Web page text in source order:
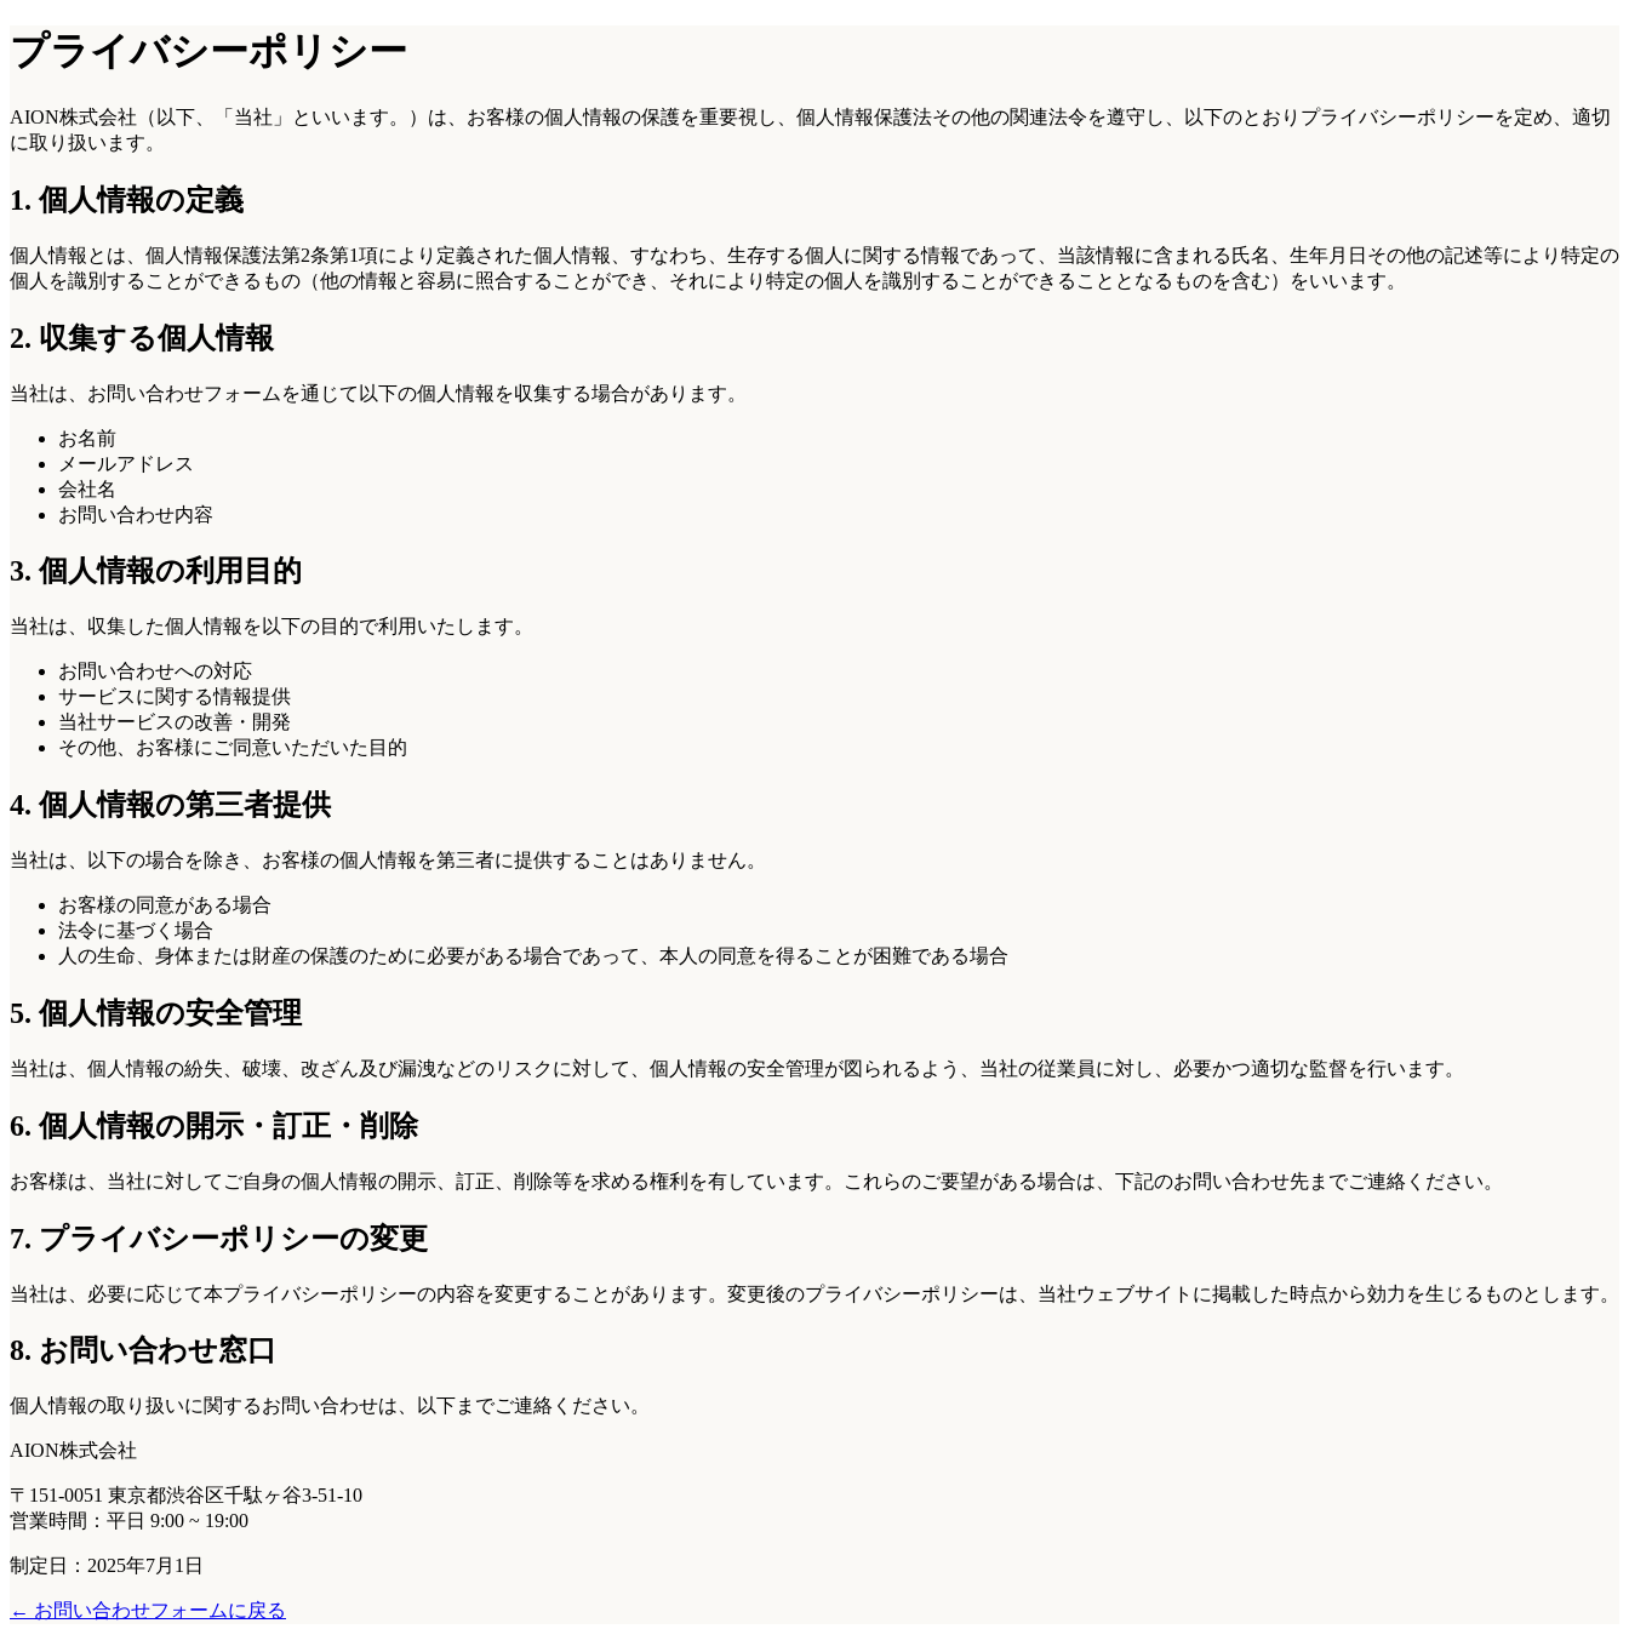
プライバシーポリシー
AION株式会社（以下、「当社」といいます。）は、お客様の個人情報の保護を重要視し、個人情報保護法その他の関連法令を遵守し、以下のとおりプライバシーポリシーを定め、適切
に取り扱います。
1. 個人情報の定義
個人情報とは、個人情報保護法第2条第1項により定義された個人情報、すなわち、生存する個人に関する情報であって、当該情報に含まれる氏名、生年月日その他の記述等により特定の
個人を識別することができるもの（他の情報と容易に照合することができ、それにより特定の個人を識別することができることとなるものを含む）をいいます。
2. 収集する個人情報
当社は、お問い合わせフォームを通じて以下の個人情報を収集する場合があります。
お名前
メールアドレス
会社名
お問い合わせ内容
3. 個人情報の利用目的
当社は、収集した個人情報を以下の目的で利用いたします。
お問い合わせへの対応
サービスに関する情報提供
当社サービスの改善・開発
その他、お客様にご同意いただいた目的
4. 個人情報の第三者提供
当社は、以下の場合を除き、お客様の個人情報を第三者に提供することはありません。
お客様の同意がある場合
法令に基づく場合
人の生命、身体または財産の保護のために必要がある場合であって、本人の同意を得ることが困難である場合
5. 個人情報の安全管理
当社は、個人情報の紛失、破壊、改ざん及び漏洩などのリスクに対して、個人情報の安全管理が図られるよう、当社の従業員に対し、必要かつ適切な監督を行います。
6. 個人情報の開示・訂正・削除
お客様は、当社に対してご自身の個人情報の開示、訂正、削除等を求める権利を有しています。これらのご要望がある場合は、下記のお問い合わせ先までご連絡ください。
7. プライバシーポリシーの変更
当社は、必要に応じて本プライバシーポリシーの内容を変更することがあります。変更後のプライバシーポリシーは、当社ウェブサイトに掲載した時点から効力を生じるものとします。
8. お問い合わせ窓口
個人情報の取り扱いに関するお問い合わせは、以下までご連絡ください。
AION株式会社
〒151-0051 東京都渋谷区千駄ヶ谷3-51-10
営業時間：平日 9:00 ~ 19:00
制定日：2025年7月1日
← お問い合わせフォームに戻る